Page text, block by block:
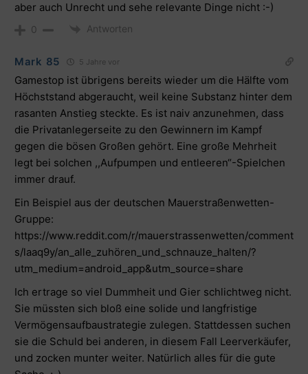
aber auch Unrecht und sehe relevante Dinge nicht :-)
0 Antworten
Mark 85 5 Jahre vor
Gamestop ist übrigens bereits wieder um die Hälfte vom
Höchststand abgeraucht, weil keine Substanz hinter dem
rasanten Anstieg steckte. Es ist naiv anzunehmen, dass
die Privatanlegerseite zu den Gewinnern im Kampf
gegen die bösen Großen gehört. Eine große Mehrheit
legt bei solchen ,,Aufpumpen und entleeren“-Spielchen
immer drauf.
Ein Beispiel aus der deutschen Mauerstraßenwetten-
Gruppe:
https://www.reddit.com/r/mauerstrassenwetten/comment
s/laaq9y/an_alle_zuhören_und_schnauze_halten/?
utm_medium=android_app&utm_source=share
Ich ertrage so viel Dummheit und Gier schlichtweg nicht.
Sie müssten sich bloß eine solide und langfristige
Vermögensaufbaustrategie zulegen. Stattdessen suchen
sie die Schuld bei anderen, in diesem Fall Leerverkäufer,
und zocken munter weiter. Natürlich alles für die gute